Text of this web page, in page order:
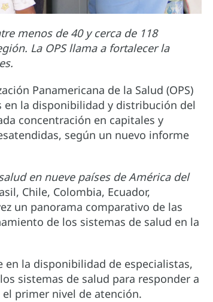
menos de 40 y cerca de 118
La OPS llama a fortalecer la
Panamericana de la Salud (OPS)
la disponibilidad y distribución del
concentración en capitales y
según un nuevo informe
en nueve países de América del
Chile, Colombia, Ecuador,
un panorama comparativo de las
de los sistemas de salud en la
la disponibilidad de especialistas,
sistemas de salud para responder a
primer nivel de atención.